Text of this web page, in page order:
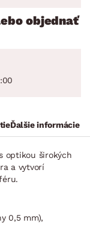
objednať
Ďalšie informácie
optikou širokých
a vytvorí
0,5 mm),